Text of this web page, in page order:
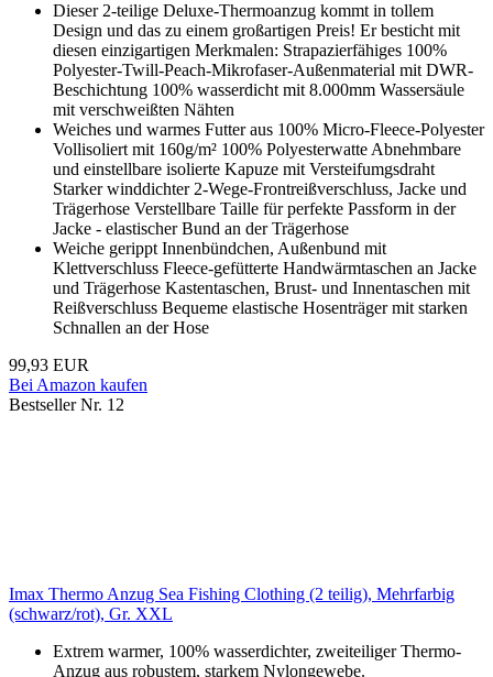
Dieser 2-teilige Deluxe-Thermoanzug kommt in tollem
Design und das zu einem großartigen Preis! Er besticht mit
diesen einzigartigen Merkmalen: Strapazierfähiges 100%
Polyester-Twill-Peach-Mikrofaser-Außenmaterial mit DWR-
Beschichtung 100% wasserdicht mit 8.000mm Wassersäule
mit verschweißten Nähten
Weiches und warmes Futter aus 100% Micro-Fleece-Polyester
Vollisoliert mit 160g/m² 100% Polyesterwatte Abnehmbare
und einstellbare isolierte Kapuze mit Versteifumgsdraht
Starker winddichter 2-Wege-Frontreißverschluss, Jacke und
Trägerhose Verstellbare Taille für perfekte Passform in der
Jacke - elastischer Bund an der Trägerhose
Weiche gerippt Innenbündchen, Außenbund mit
Klettverschluss Fleece-gefütterte Handwärmtaschen an Jacke
und Trägerhose Kastentaschen, Brust- und Innentaschen mit
Reißverschluss Bequeme elastische Hosenträger mit starken
Schnallen an der Hose
99,93 EUR
Bei Amazon kaufen
Bestseller Nr. 12
Imax Thermo Anzug Sea Fishing Clothing (2 teilig), Mehrfarbig
(schwarz/rot), Gr. XXL
Extrem warmer, 100% wasserdichter, zweiteiliger Thermo-
Anzug aus robustem, starkem Nylongewebe.